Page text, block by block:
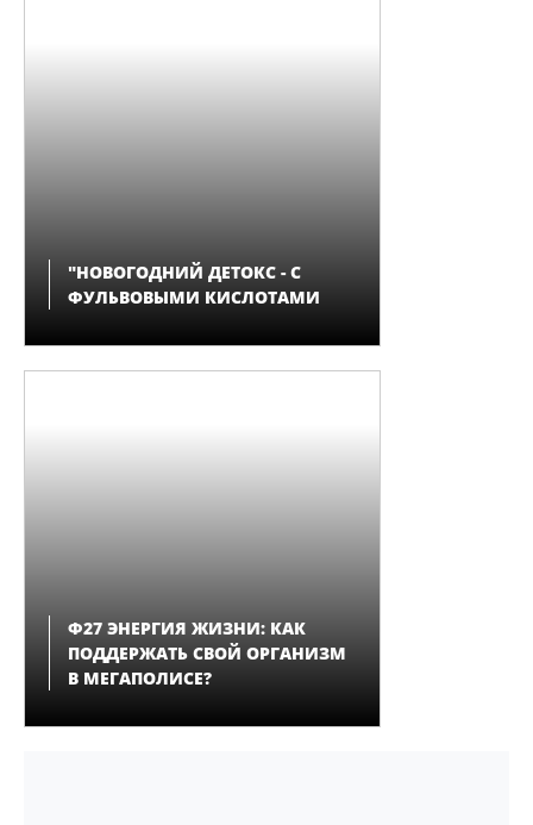
"НОВОГОДНИЙ ДЕТОКС - С
ФУЛЬВОВЫМИ КИСЛОТАМИ
Ф27 ЭНЕРГИЯ ЖИЗНИ: КАК
ПОДДЕРЖАТЬ СВОЙ ОРГАНИЗМ
В МЕГАПОЛИСЕ?